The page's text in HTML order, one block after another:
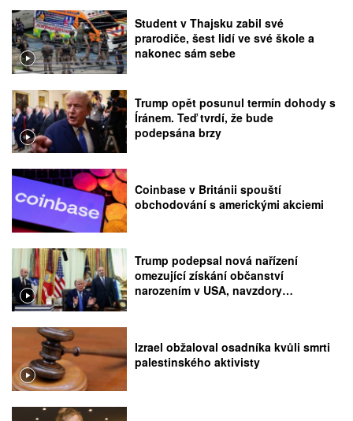
Student v Thajsku zabil své
prarodiče, šest lidí ve své škole a
nakonec sám sebe
Trump opět posunul termín dohody s
Íránem. Teď tvrdí, že bude
podepsána brzy
Coinbase v Británii spouští
obchodování s americkými akciemi
Trump podepsal nová nařízení
omezující získání občanství
narozením v USA, navzdory
Izrael obžaloval osadníka kvůli smrti
palestinského aktivisty